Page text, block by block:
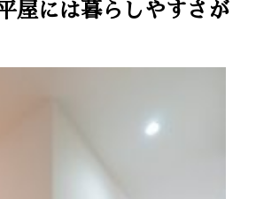
屋には暮らしやすさが